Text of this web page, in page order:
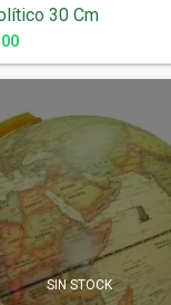
30 Cm
SIN STOCK